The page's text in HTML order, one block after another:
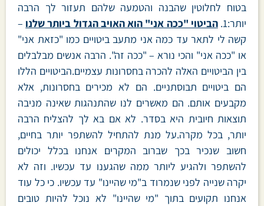
בטוח לחלוטין שהבנה והטמעה שלהם תעזור לך הרבה
יותר:1.
הביטוי "ככה אני" הוא האויב הגדול ביותר שלנו –
קשה לי לתאר עד כמה אני מתעב ביטויים כמו "כזאת אני"
או "ככה אני" והכי נורא – "ככה זה". הרבה אנשים מבלבלים
בין הביטויים האלה להכרה בחסרונות עצמיים.הביטויים הללו
הם ביטויים תבוסתניים. הם לא מכירים בחסרונות, אלא
מקבעים אותם. הם מאשרים לנו שהתנהגות שאינה מניבה
תוצאות חיובית היא בסדר. לא אם בא לך להצליח הרבה
יותר, בכל מקרה.על מנת להתחיל להשתפר יותר בחיים,
חשוב שנכיר בכך שברוב המקרים אנחנו בכלל יכולים
להשתפר ולהגיע ליותר ממה שהגענו עד עכשיו. וזה לא
יקרה שנייה לפני שנמרוד ב"מי שהיינו" עד עכשיו. כי כל עוד
אנחנו תקועים בתוך "מי שהיינו" לא נוכל להיות טובים